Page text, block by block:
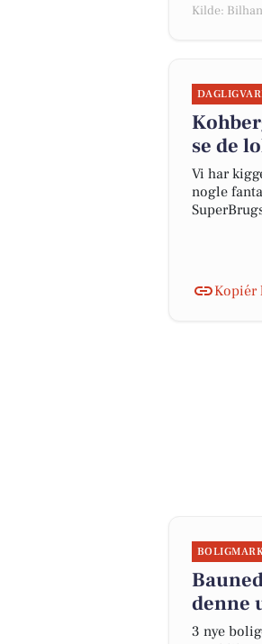
Kilde:
se de
Vi har
nogle
Kopiér
denne
3 nye